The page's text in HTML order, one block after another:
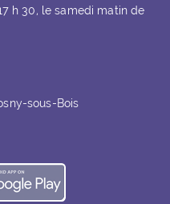
h 30, le samedi matin de
sous-Bois
l’application iOS